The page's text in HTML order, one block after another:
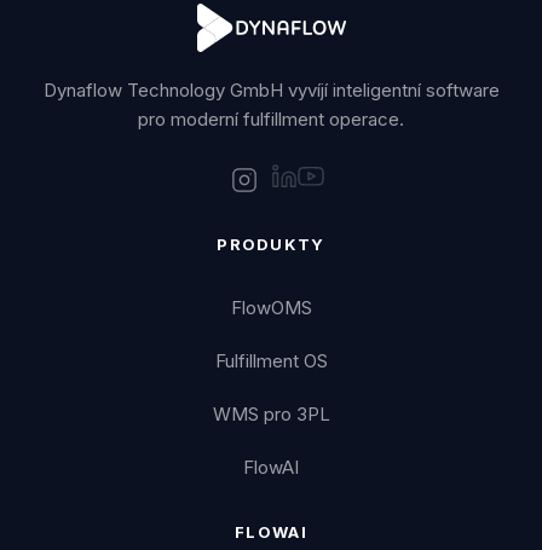
Dynaflow Technology GmbH vyvíjí inteligentní software
pro moderní fulfillment operace.
PRODUKTY
FlowOMS
Fulfillment OS
WMS pro 3PL
FlowAI
FLOWAI